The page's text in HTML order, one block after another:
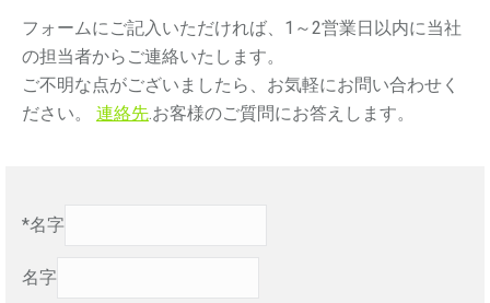
フォームにご記入いただければ、1～2営業日以内に当社
の担当者からご連絡いたします。
ご不明な点がございましたら、お気軽にお問い合わせく
ださい。 連絡先 .お客様のご質問にお答えします。
*名字
名字